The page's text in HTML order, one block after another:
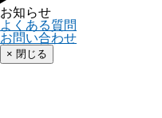
お知らせ
よくある質問
お問い合わせ
× 閉じる